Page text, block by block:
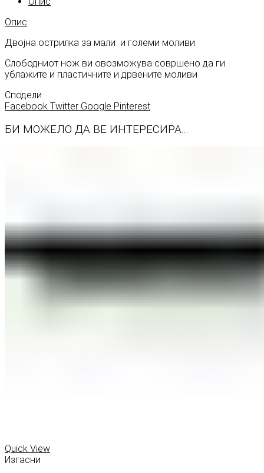
Опис
Двојна острилка за мали и големи моливи.
Слободниот нож ви овозможува совршено да ги
ублажите и пластичните и дрвените моливи
Сподели
Facebook Twitter Google Pinterest
БИ МОЖЕЛО ДА ВЕ ИНТЕРЕСИРА...
Quick View
Изгасни